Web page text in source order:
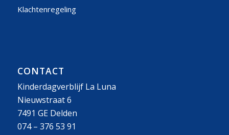
Klachtenregeling
CONTACT
Kinderdagverblijf La Luna
Nieuwstraat 6
7491 GE Delden
074 – 376 53 91